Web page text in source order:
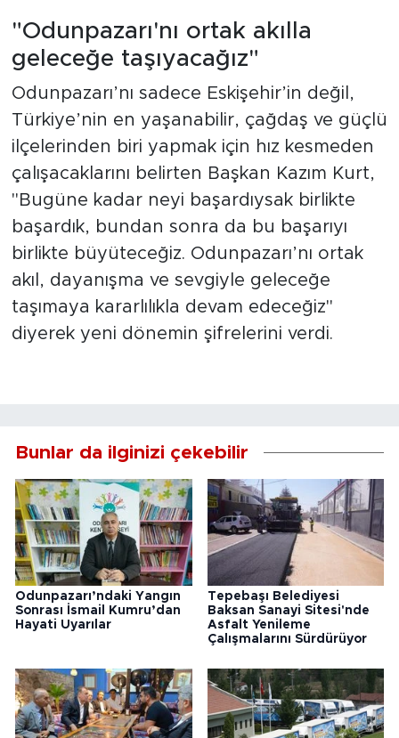
"Odunpazarı'nı ortak akılla
geleceğe taşıyacağız"
Odunpazarı’nı sadece Eskişehir’in değil,
Türkiye’nin en yaşanabilir, çağdaş ve güçlü
ilçelerinden biri yapmak için hız kesmeden
çalışacaklarını belirten Başkan Kazım Kurt,
"Bugüne kadar neyi başardıysak birlikte
başardık, bundan sonra da bu başarıyı
birlikte büyüteceğiz. Odunpazarı’nı ortak
akıl, dayanışma ve sevgiyle geleceğe
taşımaya kararlılıkla devam edeceğiz"
diyerek yeni dönemin şifrelerini verdi.
Bunlar da ilginizi çekebilir
Odunpazarı’ndaki Yangın
Sonrası İsmail Kumru’dan
Hayati Uyarılar
Tepebaşı Belediyesi
Baksan Sanayi Sitesi'nde
Asfalt Yenileme
Çalışmalarını Sürdürüyor